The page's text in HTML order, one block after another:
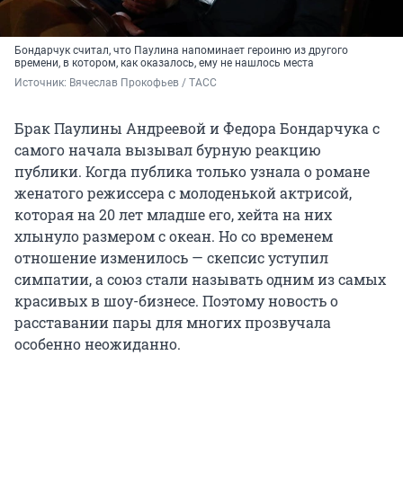
Бондарчук считал, что Паулина напоминает героиню из другого
времени, в котором, как оказалось, ему не нашлось места
Источник: Вячеслав Прокофьев / ТАСС
Брак Паулины Андреевой и Федора Бондарчука с
самого начала вызывал бурную реакцию
публики. Когда публика только узнала о романе
женатого режиссера с молоденькой актрисой,
которая на 20 лет младше его, хейта на них
хлынуло размером с океан. Но со временем
отношение изменилось — скепсис уступил
симпатии, а союз стали называть одним из самых
красивых в шоу-бизнесе. Поэтому новость о
расставании пары для многих прозвучала
особенно неожиданно.